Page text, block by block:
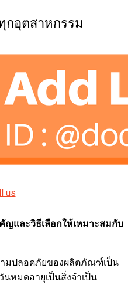
กอุตสาหกรรม
และวิธีเลือกให้เหมาะสมกับ
ลอดภัยของผลิตภัณฑ์เป็น
หมดอายุเป็นสิ่งจำเป็น